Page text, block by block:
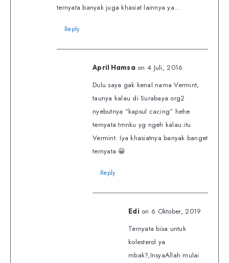
ternyata banyak juga khasiat lainnya ya…
Reply
April Hamsa on 4 Juli, 2016
Dulu saya gak kenal nama Vermint,
taunya kalau di Surabaya org2
nyebutnya “kapsul cacing” hehe
ternyata tmnku yg ngeh kalau itu
Vermint. Iya khasiatnya banyak banget
ternyata 😀
Reply
Edi on 6 Oktober, 2019
Ternyata bisa untuk
kolesterol ya
mbak?,InsyaAllah mulai